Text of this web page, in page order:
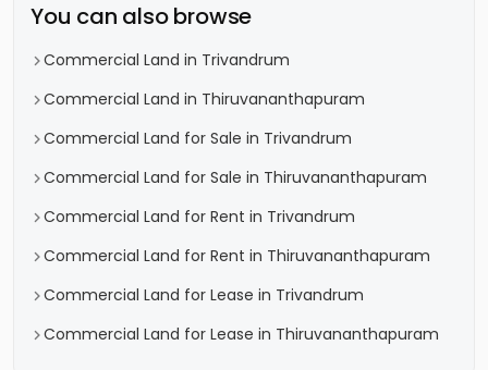
You can also browse
Commercial Land in Trivandrum
Commercial Land in Thiruvananthapuram
Commercial Land for Sale in Trivandrum
Commercial Land for Sale in Thiruvananthapuram
Commercial Land for Rent in Trivandrum
Commercial Land for Rent in Thiruvananthapuram
Commercial Land for Lease in Trivandrum
Commercial Land for Lease in Thiruvananthapuram